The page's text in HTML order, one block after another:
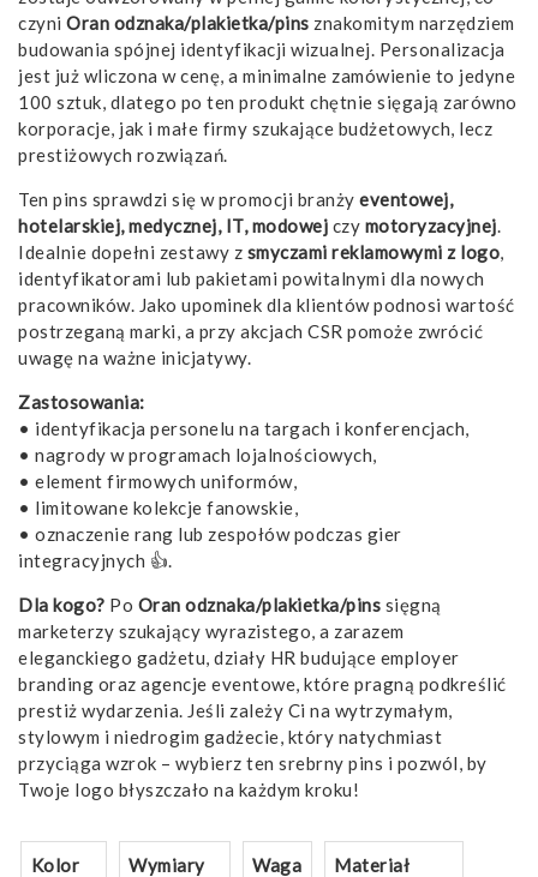
czyni Oran odznaka/plakietka/pins znakomitym narzędziem
budowania spójnej identyfikacji wizualnej. Personalizacja
jest już wliczona w cenę, a minimalne zamówienie to jedyne
100 sztuk, dlatego po ten produkt chętnie sięgają zarówno
korporacje, jak i małe firmy szukające budżetowych, lecz
prestiżowych rozwiązań.
Ten pins sprawdzi się w promocji branży eventowej,
hotelarskiej, medycznej, IT, modowej czy motoryzacyjnej.
Idealnie dopełni zestawy z smyczami reklamowymi z logo,
identyfikatorami lub pakietami powitalnymi dla nowych
pracowników. Jako upominek dla klientów podnosi wartość
postrzeganą marki, a przy akcjach CSR pomoże zwrócić
uwagę na ważne inicjatywy.
Zastosowania:
• identyfikacja personelu na targach i konferencjach,
• nagrody w programach lojalnościowych,
• element firmowych uniformów,
• limitowane kolekcje fanowskie,
• oznaczenie rang lub zespołów podczas gier
integracyjnych 👍.
Dla kogo? Po Oran odznaka/plakietka/pins sięgną
marketerzy szukający wyrazistego, a zarazem
eleganckiego gadżetu, działy HR budujące employer
branding oraz agencje eventowe, które pragną podkreślić
prestiż wydarzenia. Jeśli zależy Ci na wytrzymałym,
stylowym i niedrogim gadżecie, który natychmiast
przyciąga wzrok – wybierz ten srebrny pins i pozwól, by
Twoje logo błyszczało na każdym kroku!
Kolor
Wymiary
Waga
Materiał